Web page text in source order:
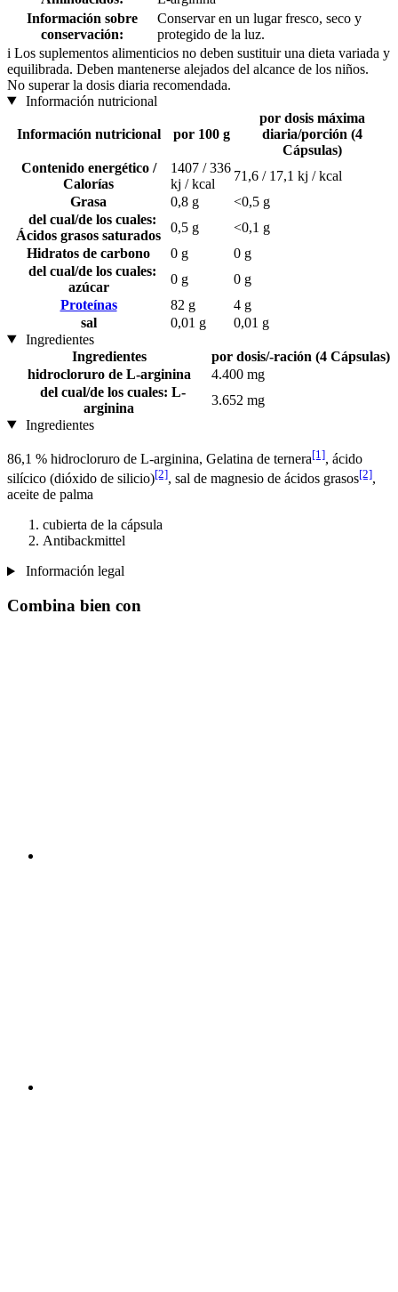
Información sobre
conservación:
Conservar en un lugar fresco, seco y
protegido de la luz.
i Los suplementos alimenticios no deben sustituir una dieta variada y
equilibrada. Deben mantenerse alejados del alcance de los niños.
No superar la dosis diaria recomendada.
Información nutricional
Información nutricional por 100 g
por dosis máxima
diaria/porción (4
Cápsulas)
Contenido energético /
Calorías
1407 / 336
kj / kcal
71,6 / 17,1 kj / kcal
Grasa
0,8 g
<0,5 g
del cual/de los cuales:
Ácidos grasos saturados
0,5 g
<0,1 g
Hidratos de carbono
0 g
0 g
del cual/de los cuales:
azúcar
0 g
0 g
Proteínas
82 g
4 g
sal
0,01 g
0,01 g
Ingredientes
Ingredientes
por dosis/-ración (4 Cápsulas)
hidrocloruro de L-arginina
4.400 mg
del cual/de los cuales: L-
arginina
3.652 mg
Ingredientes
86,1 % hidrocloruro de L-arginina, Gelatina de ternera[1], ácido
silícico (dióxido de silicio)[2], sal de magnesio de ácidos grasos[2],
aceite de palma
cubierta de la cápsula
Antibackmittel
Información legal
Combina bien con